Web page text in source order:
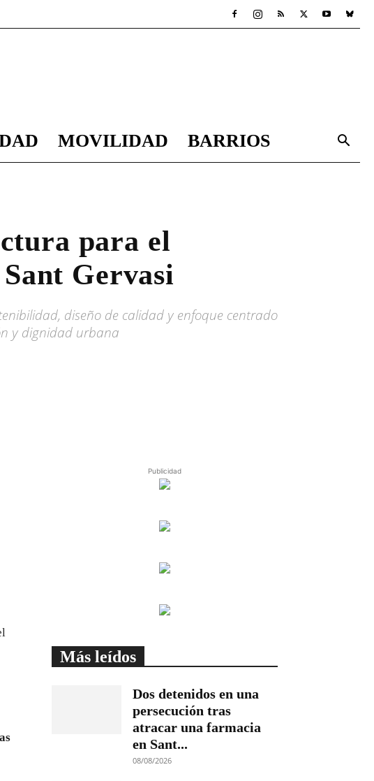
MOVILIDAD BARRIOS
para el
Gervasi
diseño de calidad y enfoque centrado
y dignidad urbana
Publicidad
Más leídos
Dos detenidos en una
persecución tras
atracar una farmacia
en Sant...
08/08/2026